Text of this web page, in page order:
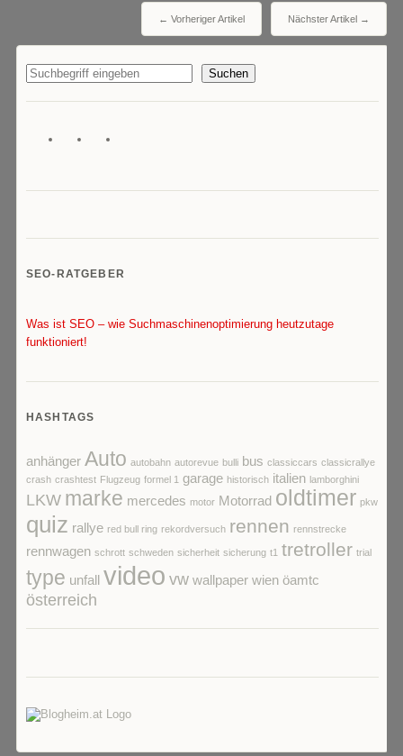
Nächster Artikel →
← Vorheriger Artikel
Suchen
SEO-RATGEBER
Was ist SEO – wie Suchmaschinenoptimierung heutzutage
funktioniert!
HASHTAGS
anhänger Auto autobahn autorevue bulli bus classiccars classicrallye
crash crashtest Flugzeug formel 1 garage historisch italien lamborghini
LKW marke mercedes motor Motorrad oldtimer pkw
quiz rallye red bull ring rekordversuch rennen rennstrecke
rennwagen schrott schweden sicherheit sicherung t1 tretroller trial
type unfall video vw wallpaper wien öamtc
österreich